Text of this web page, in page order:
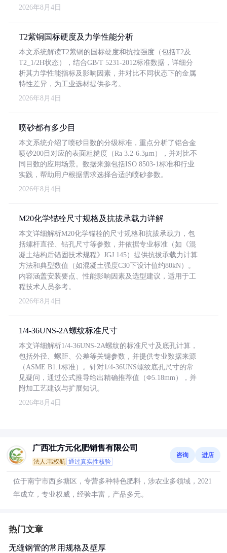
2026年8月4日
T2紫铜国标硬度及力学性能分析
本文系统解读T2紫铜的国标硬度和抗拉强度（包括T2及
T2_1/2H状态），结合GB/T 5231-2012标准数据，详细分
析其力学性能指标及影响因素，并对比不同状态下的金属
特性差异，为工业选材提供参考。
2026年8月4日
喷砂都有多少目
本文系统介绍了喷砂目数的分级标准，重点分析了铝合金
喷砂200目对应的表面粗糙度（Ra 3.2-6.3μm），并对比不
同目数的应用场景。数据来源包括ISO 8503-1标准和行业
实践，帮助用户根据需求选择合适的喷砂参数。
2026年8月4日
M20化学锚栓尺寸规格及抗拔承载力详解
本文详细解析M20化学锚栓的尺寸规格和抗拔承载力，包
括螺杆直径、钻孔尺寸等参数，并依据专业标准（如《混
凝土结构后锚固技术规程》JGJ 145）提供抗拔承载力计算
方法和典型数值（如混凝土强度C30下设计值约80kN）。
内容涵盖安装要点、性能影响因素及选型建议，适用于工
程技术人员参考。
2026年8月4日
1/4-36UNS-2A螺纹标准尺寸
本文详细解析1/4-36UNS-2A螺纹的标准尺寸及底孔计算，
包括外径、螺距、公差等关键参数，并提供专业数据来源
（ASME B1.1标准）。针对1/4-36UNS螺纹底孔尺寸的常
见疑问，通过公式推导给出精确推荐值（Φ5.18mm），并
附加工艺建议与扩展知识。
2026年8月4日
广西壮方元化肥销售有限公司
法人:韦权航 通过真实性核验
咨询 进店
位于南宁市西乡塘区，专营多种特色肥料，涉农业多领域，2021
年成立，专业权威，经验丰富，产品多元。
热门文章
无缝钢管的常用规格及壁厚